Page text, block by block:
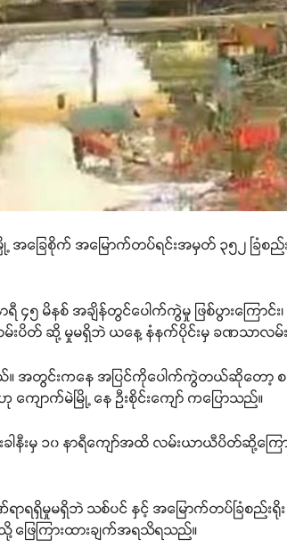
ြို့ အခြေစိုက် အမြောက်တပ်ရင်းအမှတ် ၃၅၂ ခြံစည်
၄၅ မိနစ် အချိန်တွင်ပေါက်ကွဲမှု ဖြစ်ပွားကြော
းပိတ် ဆို့ မှုမရှိဘဲ ယနေ့ နံနက်ပိုင်းမှ ခဏသာလမ်းပိ
အတွင်းကနေ အပြင်ကိုပေါက်ကွဲတယ်ဆိုတော့ စဉ်
ျောက်မဲမြို့ နေ ဦးစိုင်းကျော် ကပြောသည်။
နီးမှ ၁၀ နာရီကျော်အထိ လမ်းယာယီပိတ်ဆို့ကြောင်း
မရှိဘဲ သစ်ပင် နှင့် အမြောက်တပ်ခြံစည်းရိုး တခ
ဖြေကြားထားချက်အရသိရသည်။